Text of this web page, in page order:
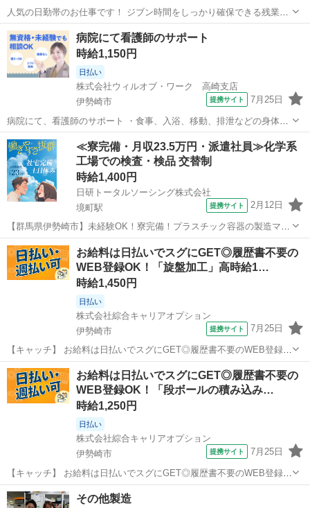
人気の日勤帯のお仕事です！ ジブン時間をしっかり確保できる残業基
本ナシWork！ ON/OFFをきっちり切り替えたい方にGOOD！ 若い世代
もカツヤク中！ 女性が多めの華やか職場です♪ うれしい土日祝休み♪
花金を楽しんじゃ...
群馬 伊勢崎市 伊勢崎駅 仕分け
病院にて看護師のサポート
時給1,150円
日払い
株式会社ウィルオブ・ワーク 高崎支店
伊勢崎市
提携サイト 7月25日
病院にて、看護師のサポート ・食事、入浴、移動、排泄などの身体介
助 ・病室のシーツ交換、清掃、環境整備 ・事務作業の補助業務 ・伝
票やカルテの運搬 ・備品、器具の確認 など 「できるか不安・・・」
「未経験者だけど大丈夫か...
群馬 伊勢崎市 その他
≪寮完備・月収23.5万円・派遣社員≫化学系
工場での検査・検品 交替制
時給1,400円
日研トータルソーシング株式会社
境町駅
提携サイト 2月12日
【群馬県伊勢崎市】未経験OK！寮完備！プラスチック容器の製造マシ
ンオペレーター《お仕事No.3A446-JS》 お仕事について 化粧品や食品
等に使用されるプラスチック容器の製造です。原料（25kg）を台車を
使用して運搬およ...
群馬 伊勢崎市 境町駅
お給料は日払いでスグにGET◎履歴書不要の
WEB登録OK！「旋盤加工」高時給1…
時給1,450円
日払い
株式会社綜合キャリアオプション
伊勢崎市
提携サイト 7月25日
【キャッチ】 お給料は日払いでスグにGET◎履歴書不要のWEB登録
OK！「旋盤加工」高時給1450円！剛志周辺！20代～40代のスタッフ
が多数活躍中★ 【コメント】 製造のお仕事をお探しの方必見！ 「経
験ないけど大丈夫か...
群馬 伊勢崎市 工場
お給料は日払いでスグにGET◎履歴書不要の
WEB登録OK！「段ボールの積み込み…
時給1,250円
日払い
株式会社綜合キャリアオプション
伊勢崎市
提携サイト 7月25日
【キャッチ】 お給料は日払いでスグにGET◎履歴書不要のWEB登録
OK！「段ボールの積み込み」高時給1250円！新伊勢崎周辺！20代～
40代のスタッフが多数活躍中★ 【コメント】 製造のお仕事をお探しの
群馬 伊勢崎市 仕分け
その他製造